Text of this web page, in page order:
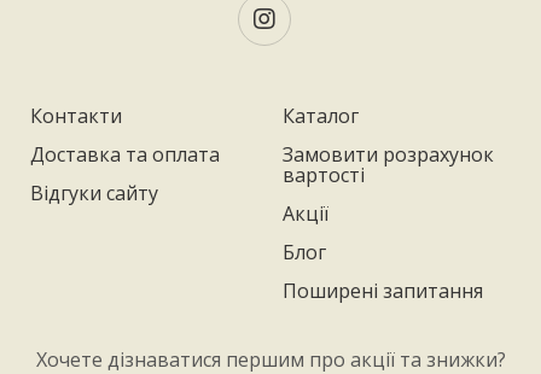
Контакти
Доставка та оплата
Відгуки сайту
Каталог
Замовити розрахунок
вартості
Акції
Блог
Поширені запитання
Хочете дізнаватися першим про акції та знижки?